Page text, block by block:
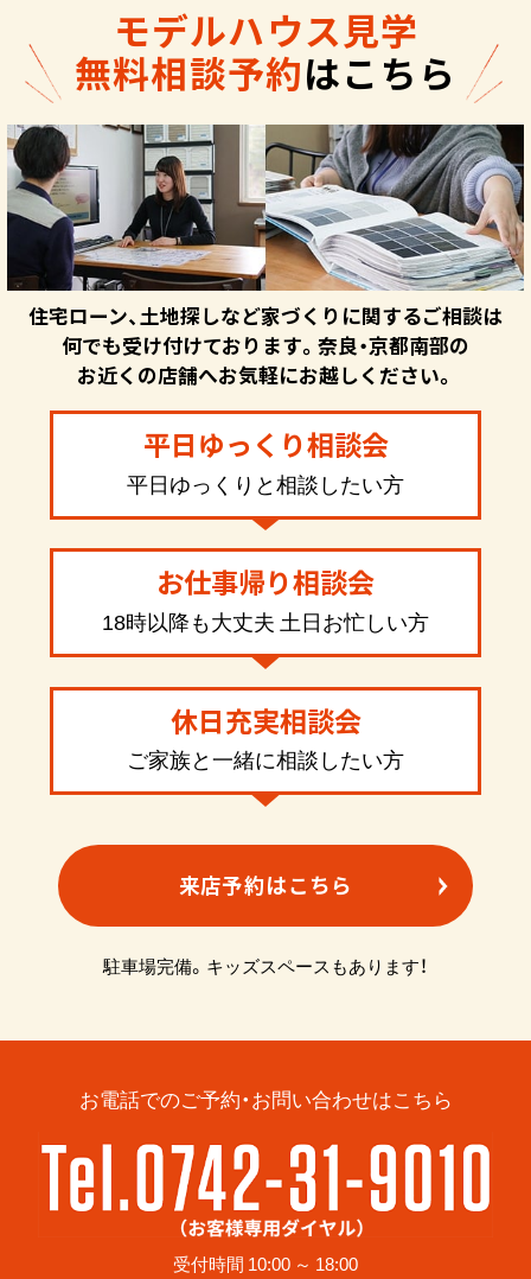
モデルハウス見学
無料相談予約はこちら
住宅ローン、土地探しなど家づくりに関するご相談は
何でも受け付けております。奈良・京都南部の
お近くの店舗へお気軽にお越しください。
平日ゆっくり相談会
平日ゆっくりと相談したい方
お仕事帰り相談会
18時以降も大丈夫 土日お忙しい方
休日充実相談会
ご家族と一緒に相談したい方
来店予約はこちら
駐車場完備。キッズスペースもあります！
お電話でのご予約・お問い合わせはこちら
受付時間 10:00 ～ 18:00